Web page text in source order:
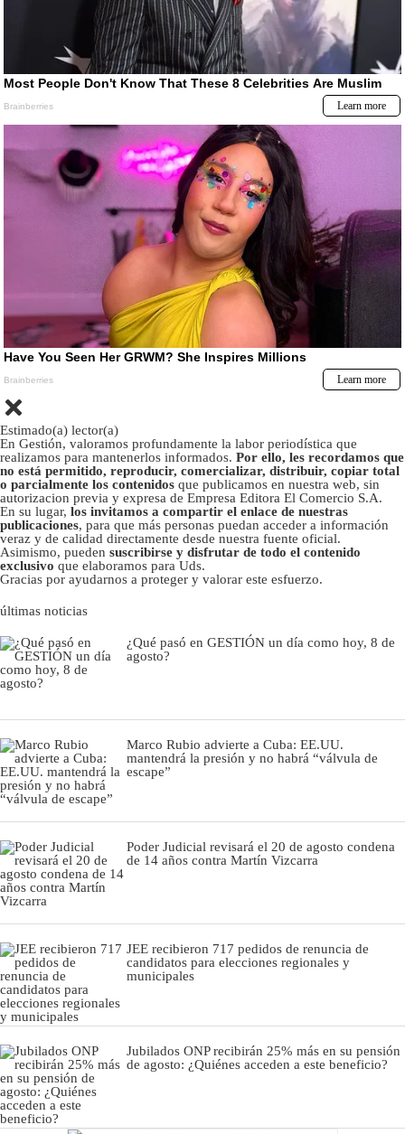
Estimado(a) lector(a)
En Gestión, valoramos profundamente la labor periodística que
realizamos para mantenerlos informados. Por ello, les recordamos que
no está permitido, reproducir, comercializar, distribuir, copiar total
o parcialmente los contenidos que publicamos en nuestra web, sin
autorizacion previa y expresa de Empresa Editora El Comercio S.A.
En su lugar, los invitamos a compartir el enlace de nuestras
publicaciones, para que más personas puedan acceder a información
veraz y de calidad directamente desde nuestra fuente oficial.
Asimismo, pueden suscribirse y disfrutar de todo el contenido
exclusivo que elaboramos para Uds.
Gracias por ayudarnos a proteger y valorar este esfuerzo.
últimas noticias
¿Qué pasó en GESTIÓN un día como hoy, 8 de
agosto?
Marco Rubio advierte a Cuba: EE.UU.
mantendrá la presión y no habrá “válvula de
escape”
Poder Judicial revisará el 20 de agosto condena
de 14 años contra Martín Vizcarra
JEE recibieron 717 pedidos de renuncia de
candidatos para elecciones regionales y
municipales
Jubilados ONP recibirán 25% más en su pensión
de agosto: ¿Quiénes acceden a este beneficio?